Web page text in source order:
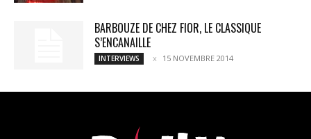
BARBOUZE DE CHEZ FIOR, LE CLASSIQUE
S’ENCANAILLE
INTERVIEWS 15 NOVEMBRE 2014